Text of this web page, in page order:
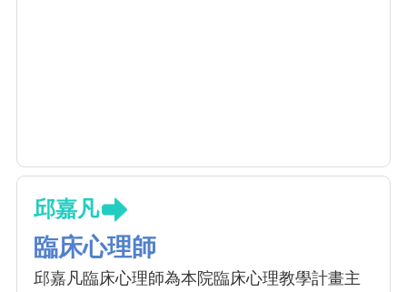
邱嘉凡
臨床心理師
邱嘉凡臨床心理師為本院臨床心理教學計畫主